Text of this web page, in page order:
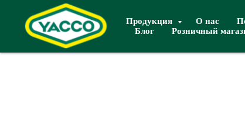
Продукция О нас
Блог
Розничный